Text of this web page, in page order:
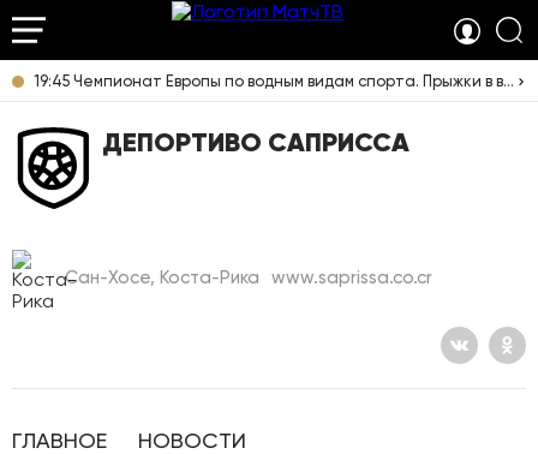
19:45 Чемпионат Европы по водным видам спорта. Прыжки в воду. Мужчины. Вышка. Прямая трансляция из Франции
ДЕПОРТИВО САПРИССА
Сан-Хосе, Коста-Рика www.saprissa.co.cr
ГЛАВНОЕ НОВОСТИ